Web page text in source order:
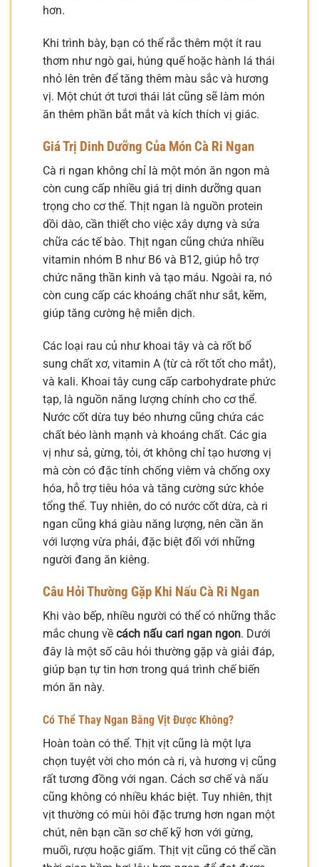
hơn.
Khi trình bày, bạn có thể rắc thêm một ít rau
thơm như ngò gai, húng quế hoặc hành lá thái
nhỏ lên trên để tăng thêm màu sắc và hương
vị. Một chút ớt tươi thái lát cũng sẽ làm món
ăn thêm phần bắt mắt và kích thích vị giác.
Giá Trị Dinh Dưỡng Của Món Cà Ri Ngan
Cà ri ngan không chỉ là một món ăn ngon mà
còn cung cấp nhiều giá trị dinh dưỡng quan
trọng cho cơ thể. Thịt ngan là nguồn protein
dồi dào, cần thiết cho việc xây dựng và sửa
chữa các tế bào. Thịt ngan cũng chứa nhiều
vitamin nhóm B như B6 và B12, giúp hỗ trợ
chức năng thần kinh và tạo máu. Ngoài ra, nó
còn cung cấp các khoáng chất như sắt, kẽm,
giúp tăng cường hệ miễn dịch.
Các loại rau củ như khoai tây và cà rốt bổ
sung chất xơ, vitamin A (từ cà rốt tốt cho mắt),
và kali. Khoai tây cung cấp carbohydrate phức
tạp, là nguồn năng lượng chính cho cơ thể.
Nước cốt dừa tuy béo nhưng cũng chứa các
chất béo lành mạnh và khoáng chất. Các gia
vị như sả, gừng, tỏi, ớt không chỉ tạo hương vị
mà còn có đặc tính chống viêm và chống oxy
hóa, hỗ trợ tiêu hóa và tăng cường sức khỏe
tổng thể. Tuy nhiên, do có nước cốt dừa, cà ri
ngan cũng khá giàu năng lượng, nên cần ăn
với lượng vừa phải, đặc biệt đối với những
người đang ăn kiêng.
Câu Hỏi Thường Gặp Khi Nấu Cà Ri Ngan
Khi vào bếp, nhiều người có thể có những thắc
mắc chung về cách nấu cari ngan ngon. Dưới
đây là một số câu hỏi thường gặp và giải đáp,
giúp bạn tự tin hơn trong quá trình chế biến
món ăn này.
Có Thể Thay Ngan Bằng Vịt Được Không?
Hoàn toàn có thể. Thịt vịt cũng là một lựa
chọn tuyệt vời cho món cà ri, và hương vị cũng
rất tương đồng với ngan. Cách sơ chế và nấu
cũng không có nhiều khác biệt. Tuy nhiên, thịt
vịt thường có mùi hôi đặc trưng hơn ngan một
chút, nên bạn cần sơ chế kỹ hơn với gừng,
muối, rượu hoặc giấm. Thịt vịt cũng có thể cần